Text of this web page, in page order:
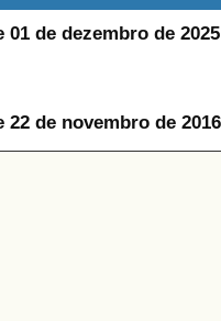
de dezembro de
22 de novembro de